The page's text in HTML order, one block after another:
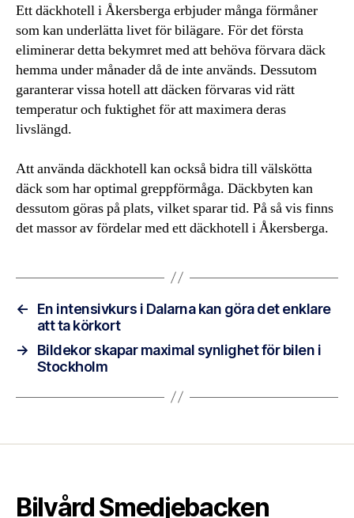
Ett däckhotell i Åkersberga erbjuder många förmåner
som kan underlätta livet för bilägare. För det första
eliminerar detta bekymret med att behöva förvara däck
hemma under månader då de inte används. Dessutom
garanterar vissa hotell att däcken förvaras vid rätt
temperatur och fuktighet för att maximera deras
livslängd.
Att använda däckhotell kan också bidra till välskötta
däck som har optimal greppförmåga. Däckbyten kan
dessutom göras på plats, vilket sparar tid. På så vis finns
det massor av fördelar med ett däckhotell i Åkersberga.
←
En intensivkurs i Dalarna kan göra det enklare
att ta körkort
→
Bildekor skapar maximal synlighet för bilen i
Stockholm
Bilvård Smedjebacken